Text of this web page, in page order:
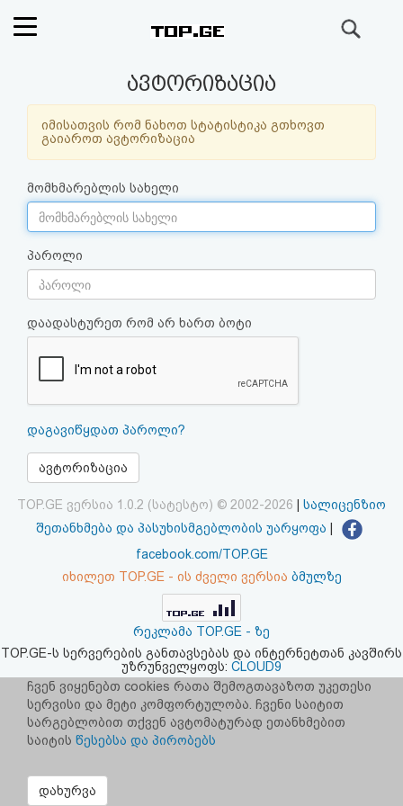
ფოსტა
კითხვა-
პასუხი
ავტორიზაცია
რეგისტრაცია
პაროლის
HTML
კოდი
შეთანხმება
პასუხისმგებლობის
უარყოფა
ავტორიზაცია
იმისათვის რომ ნახოთ სტატისტიკა გთხოვთ
გაიაროთ ავტორიზაცია
მომხმარებლის სახელი
პაროლი
დაადასტურეთ რომ არ ხართ ბოტი
დაგავიწყდათ პაროლი?
ავტორიზაცია
TOP.GE ვერსია 1.0.2 (სატესტო) © 2002-2026
სალიცენზიო
შეთანხმება და პასუხისმგებლობის უარყოფა
facebook.com/TOP.GE
იხილეთ TOP.GE - ის ძველი ვერსია ბმულზე
რეკლამა TOP.GE - ზე
TOP.GE-ს სერვერების განთავსებას და ინტერნეტთან კავშირს
უზრუნველყოფს: CLOUD9
ჩვენ ვიყენებთ cookies რათა შემოგთავაზოთ უკეთესი
სერვისი და მეტი კომფორტულობა. ჩვენი საიტით
სარგებლობით თქვენ ავტომატურად ეთანხმებით
საიტის წესებსა და პირობებს
დახურვა